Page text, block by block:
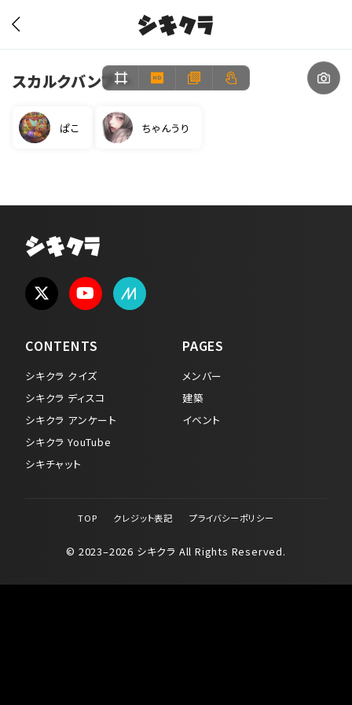
シキクラ
スカルクバンブー
ぱこ ちゃんうり
シキクラ
CONTENTS
シキクラ クイズ
シキクラ ディスコ
シキクラ アンケート
シキクラ YouTube
シキチャット
PAGES
メンバー
建築
イベント
TOP クレジット表記 プライバシーポリシー
© 2023–2026 シキクラ All Rights Reserved.